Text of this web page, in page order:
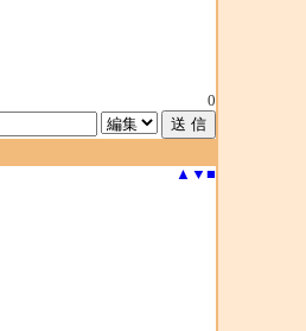
0
▲ ▼ ■